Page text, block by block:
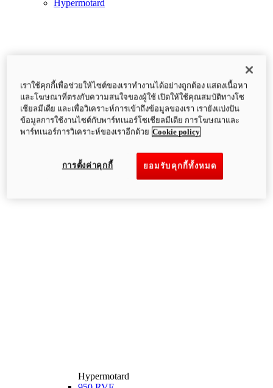
Hypermotard
Hypermotard
เราใช้คุกกี้เพื่อช่วยให้ไซต์ของเราทำงานได้อย่างถูกต้อง แสดงเนื้อหา
และโฆษณาที่ตรงกับความสนใจของผู้ใช้ เปิดให้ใช้คุณสมบัติทางโซ
เชียลมีเดีย และเพื่อวิเคราะห์การเข้าถึงข้อมูลของเรา เรายังแบ่งปัน
ข้อมูลการใช้งานไซต์กับพาร์ทเนอร์โซเชียลมีเดีย การโฆษณาและ
พาร์ทเนอร์การวิเคราะห์ของเราอีกด้วย Cookie policy
ยอมรับคุกกี้ทั้งหมด
การตั้งค่าคุกกี้